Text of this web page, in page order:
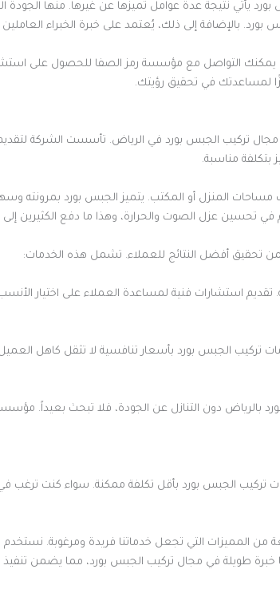
يأتي نتيجة عدة عوامل تميزها عن غيرها. منها
بالإضافة إلى ذلك، يُعتمد على خبرة الخبراء
التواصل مع مؤسسة رمز الصفا للحصول على
لمساعدتك في تحقيق رؤيتك.
تركيب الجبس بورد في الرياض. تأسست الشركة
بتكلفة مناسبة.
المنزل أو المكتب. يتميز الجبس بورد بمرونته
تحسين عزل الصوت والحرارة، وهذا ما دفع الكثيرين إلى
تحقيق أفضل النتائج للعملاء. تشمل هذه الخدمات:
تقديم استشارات فنية لمساعدة العملاء على اختيار
تركيب الجبس بورد بأسعار تنافسية لا تثقل كاهل
دون التنازل عن الجودة، فلا تبحث بعيداً. مؤسسة
الجبس بورد بأقل تكلفة ممكنة. سواء كنت ترغب في
التي تجعل خدماتنا فريدة ومرغوبة. نستخدم
طويلة في مجال تركيب الجبس بورد، مما يضمن تنفيذ